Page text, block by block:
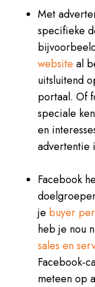
Met
specifieke
website al
uitsluitend
portaal. Of
speciale
en
advertentie
Facebook
je buyer
heb je nou
sales en
Facebook-
meteen op